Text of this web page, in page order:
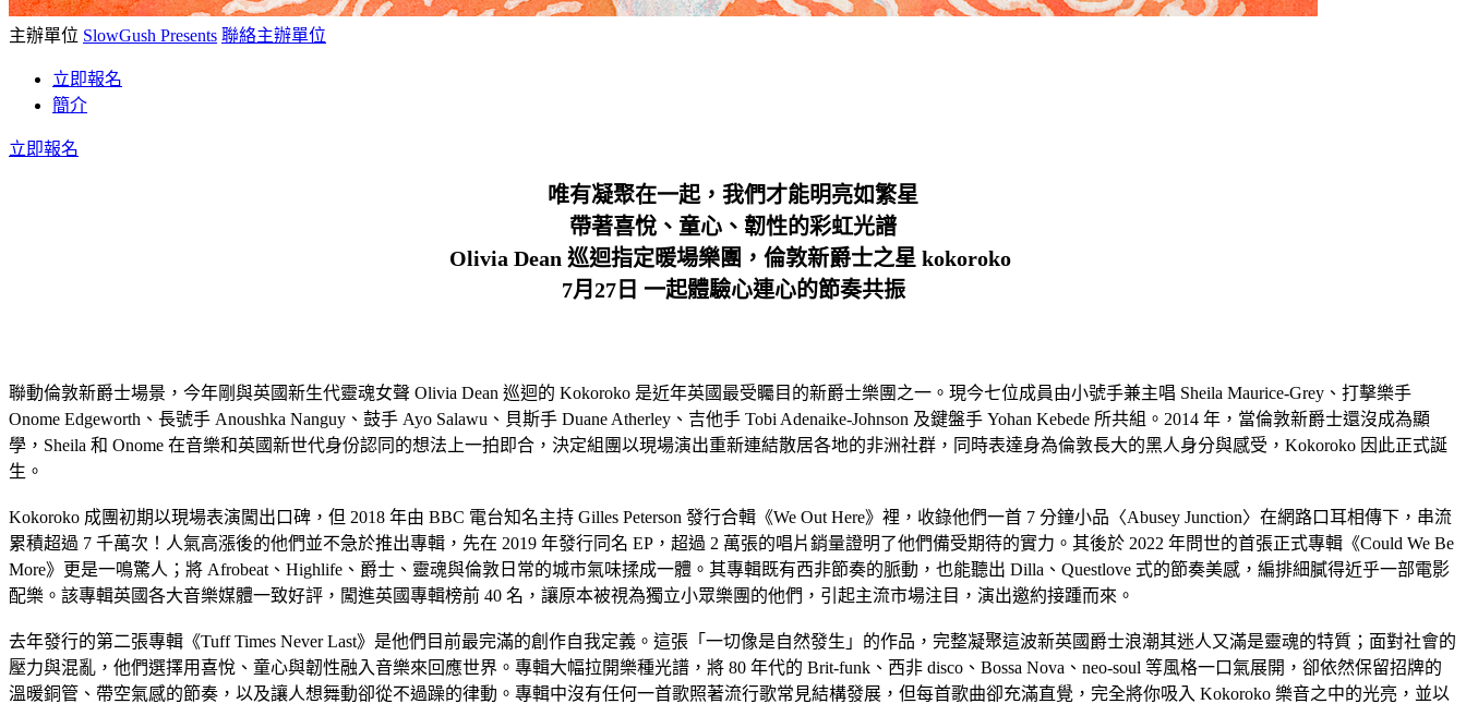
主辦單位 SlowGush Presents 聯絡主辦單位
立即報名
簡介
立即報名
唯有凝聚在一起，我們才能明亮如繁星
帶著喜悅、童心、韌性的彩虹光譜
Olivia Dean 巡迴指定暖場樂團，倫敦新爵士之星 kokoroko
7月27日 一起體驗心連心的節奏共振
聯動倫敦新爵士場景，今年剛與英國新生代靈魂女聲 Olivia Dean 巡迴的 Kokoroko 是近年英國最受矚目的新爵士樂團之一。現今七位成員由小號手兼主唱 Sheila Maurice-Grey、打擊樂手
Onome Edgeworth、長號手 Anoushka Nanguy、鼓手 Ayo Salawu、貝斯手 Duane Atherley、吉他手 Tobi Adenaike-Johnson 及鍵盤手 Yohan Kebede 所共組。2014 年，當倫敦新爵士還沒成為顯
學，Sheila 和 Onome 在音樂和英國新世代身份認同的想法上一拍即合，決定組團以現場演出重新連結散居各地的非洲社群，同時表達身為倫敦長大的黑人身分與感受，Kokoroko 因此正式誕
生。
Kokoroko 成團初期以現場表演闖出口碑，但 2018 年由 BBC 電台知名主持 Gilles Peterson 發行合輯《We Out Here》裡，收錄他們一首 7 分鐘小品〈Abusey Junction〉在網路口耳相傳下，串流
累積超過 7 千萬次！人氣高漲後的他們並不急於推出專輯，先在 2019 年發行同名 EP，超過 2 萬張的唱片銷量證明了他們備受期待的實力。其後於 2022 年問世的首張正式專輯《Could We Be
More》更是一鳴驚人；將 Afrobeat、Highlife、爵士、靈魂與倫敦日常的城市氣味揉成一體。其專輯既有西非節奏的脈動，也能聽出 Dilla、Questlove 式的節奏美感，編排細膩得近乎一部電影
配樂。該專輯英國各大音樂媒體一致好評，闖進英國專輯榜前 40 名，讓原本被視為獨立小眾樂團的他們，引起主流市場注目，演出邀約接踵而來。
去年發行的第二張專輯《Tuff Times Never Last》是他們目前最完滿的創作自我定義。這張「一切像是自然發生」的作品，完整凝聚這波新英國爵士浪潮其迷人又滿是靈魂的特質；面對社會的
壓力與混亂，他們選擇用喜悅、童心與韌性融入音樂來回應世界。專輯大幅拉開樂種光譜，將 80 年代的 Brit-funk、西非 disco、Bossa Nova、neo-soul 等風格一口氣展開，卻依然保留招牌的
溫暖銅管、帶空氣感的節奏，以及讓人想舞動卻從不過躁的律動。專輯中沒有任何一首歌照著流行歌常見結構發展，但每首歌曲卻充滿直覺，完全將你吸入 Kokoroko 樂音之中的光亮，並以